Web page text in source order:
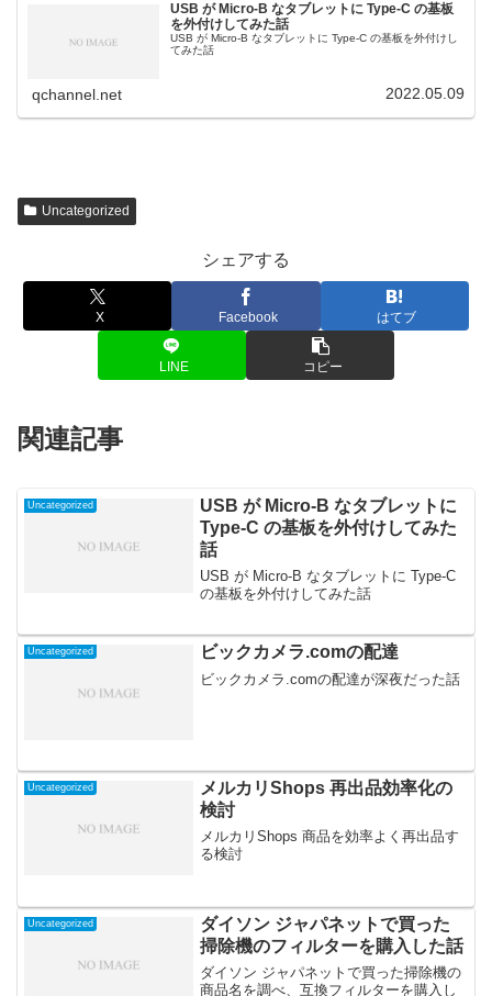
USB が Micro-B なタブレットに Type-C の基板
を外付けしてみた話
USB が Micro-B なタブレットに Type-C の基板を外付けし
てみた話
qchannel.net 2022.05.09
Uncategorized
シェアする
X Facebook はてブ
LINE コピー
関連記事
Uncategorized
USB が Micro-B なタブレットに
Type-C の基板を外付けしてみた
話
USB が Micro-B なタブレットに Type-C
の基板を外付けしてみた話
Uncategorized ビックカメラ.comの配達
ビックカメラ.comの配達が深夜だった話
Uncategorized
メルカリShops 再出品効率化の
検討
メルカリShops 商品を効率よく再出品す
る検討
Uncategorized
ダイソン ジャパネットで買った
掃除機のフィルターを購入した話
ダイソン ジャパネットで買った掃除機の
商品名を調べ、互換フィルターを購入し